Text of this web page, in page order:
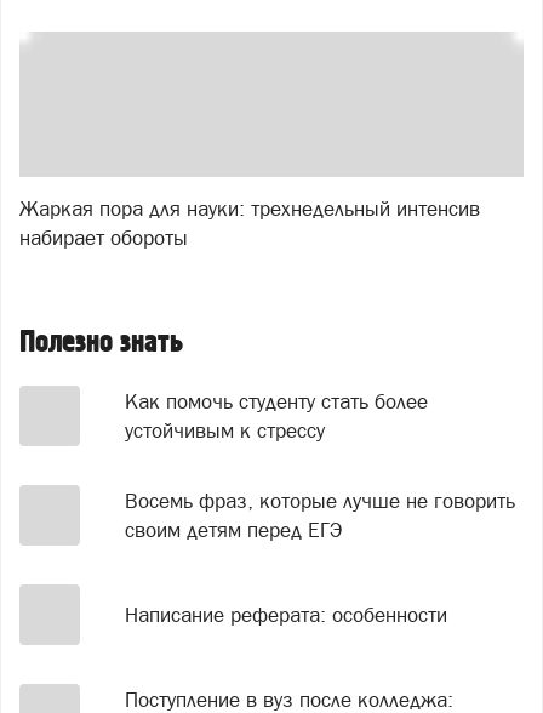
Жаркая пора для науки: трехнедельный интенсив
набирает обороты
Полезно знать
Как помочь студенту стать более
устойчивым к стрессу
Восемь фраз, которые лучше не говорить
своим детям перед ЕГЭ
Написание реферата: особенности
Поступление в вуз после колледжа: